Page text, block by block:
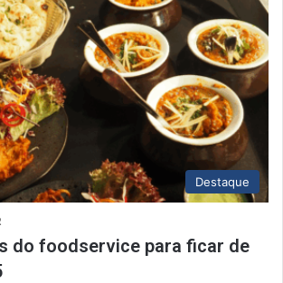
Destaque
do foodservice para ficar de